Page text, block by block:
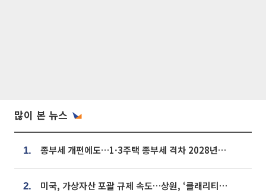
많이 본 뉴스
1. 종부세 개편에도…1·3주택 종부세 격차 2028년부터 확대
2. 미국, 가상자산 포괄 규제 속도…상원, ‘클래리티법’ 9월 절차투표 추진